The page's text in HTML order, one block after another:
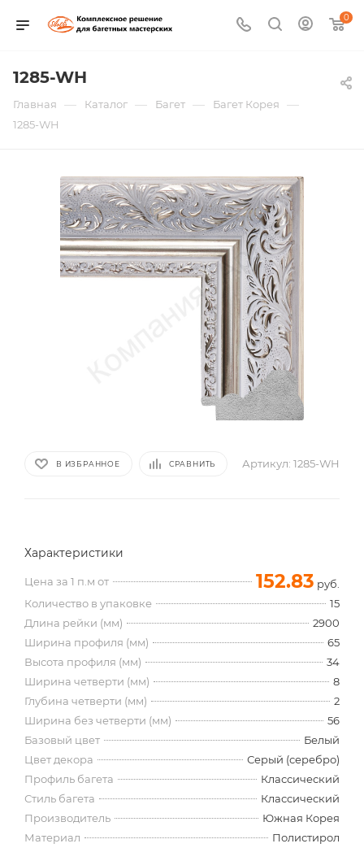
0
1285-WH
Главная — Каталог — Багет — Багет Корея —
1285-WH
В ИЗБРАННОЕ СРАВНИТЬ Артикул: 1285-WH
Характеристики
Цена за 1 п.м от 152.83 руб.
Количество в упаковке
15
Длина рейки (мм)
2900
Ширина профиля (мм)
65
Высота профиля (мм)
34
Ширина четверти (мм)
8
Глубина четверти (мм)
2
Ширина без четверти (мм)
56
Базовый цвет
Белый
Цвет декора
Серый (серебро)
Профиль багета
Классический
Стиль багета
Классический
Производитель
Южная Корея
Материал
Полистирол